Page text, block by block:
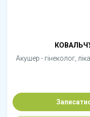
Акушер - гінеколог,